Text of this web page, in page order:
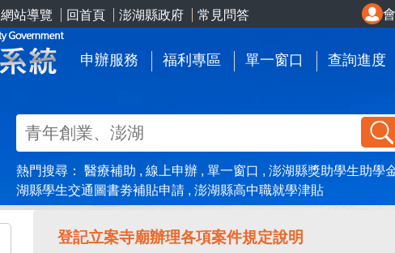
網站導覽 回首頁 澎湖縣政府 常見問答
申辦服務 福利專區 單一窗口 查詢進度
熱門搜尋：醫療補助 線上申辦 單一窗口 澎湖縣獎助學生助學
湖縣學生交通圖書劵補貼申請
澎湖縣高中職就學津貼
登記立案寺廟辦理各項案件規定說明